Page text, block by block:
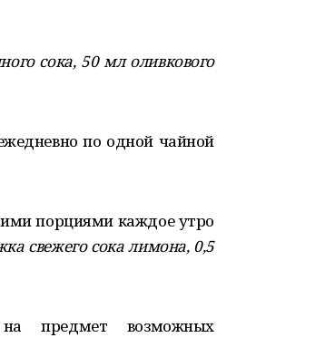
сока, 50 мл оливкового
по одной чайной
порциями каждое утро
свежего сока лимона, 0,5
предмет возможных